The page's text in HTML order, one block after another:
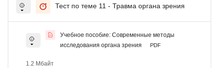
Тест по теме 11 - Травма органа зрения
Учебное пособие: Современные методы
исследования органа зрения
PDF
1.2 Мбайт